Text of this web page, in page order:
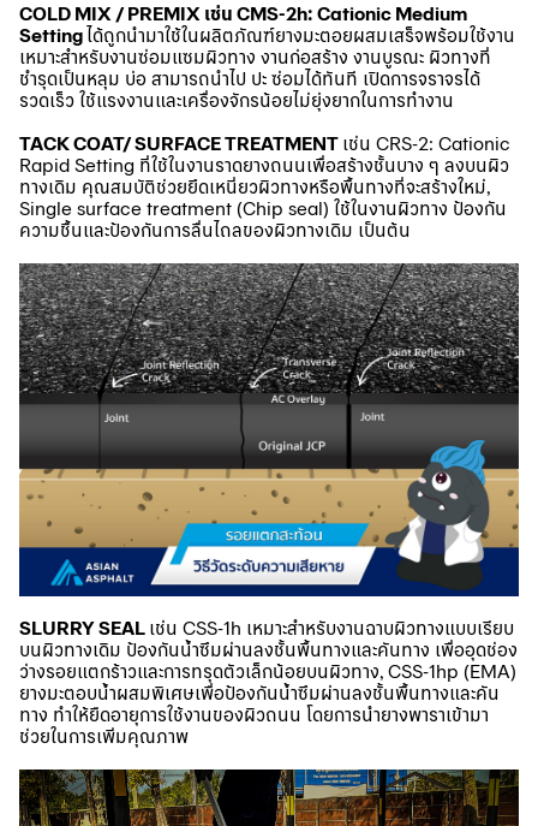
COLD MIX / PREMIX เช่น CMS-2h: Cationic Medium
Settingได้ถูกนำมาใช้ในผลิตภัณฑ์ยางมะตอยผสมเสร็จพร้อมใช้งาน
เหมาะสำหรับงานซ่อมแซมผิวทาง งานก่อสร้าง งานบูรณะ ผิวทางที่
ชำรุดเป็นหลุม บ่อ สามารถนำไป ปะ ซ่อมได้ทันที เปิดการจราจรได้
รวดเร็ว ใช้แรงงานและเครื่องจักรน้อยไม่ยุ่งยากในการทำงาน
TACK COAT/ SURFACE TREATMENT เช่น CRS-2: Cationic
Rapid Setting ที่ใช้ในงานราดยางถนนเพื่อสร้างชั้นบาง ๆ ลงบนผิว
ทางเดิม คุณสมบัติช่วยยึดเหนี่ยวผิวทางหรือพื้นทางที่จะสร้างใหม่,
Single surface treatment (Chip seal) ใช้ในงานผิวทาง ป้องกัน
ความชื้นและป้องกันการลื่นไถลของผิวทางเดิม เป็นต้น
SLURRY SEAL เช่น CSS-1h เหมาะสำหรับงานฉาบผิวทางแบบเรียบ
บนผิวทางเดิม ป้องกันน้ำซึมผ่านลงชั้นพื้นทางและคันทาง เพื่ออุดช่อง
ว่างรอยแตกร้าวและการทรุดตัวเล็กน้อยบนผิวทาง, CSS-1hp (EMA)
ยางมะตอบน้ำผสมพิเศษเพื่อป้องกันน้ำซึมผ่านลงชั้นพื้นทางและคัน
ทาง ทำให้ยืดอายุการใช้งานของผิวถนน โดยการนำยางพาราเข้ามา
ช่วยในการเพิ่มคุณภาพ